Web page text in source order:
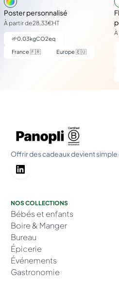
Poster personnalisé
À partir de28,33€HT
🌱0.03kgCO2eq
France 🇫🇷 Europe 🇪🇺
Offrir des cadeaux devient
NOS COLLECTIONS
Bébés et enfants
Boire & Manger
Bureau
Épicerie
Événements
Gastronomie